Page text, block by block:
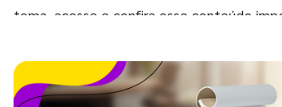
tema, acesse e confira esse conteúdo